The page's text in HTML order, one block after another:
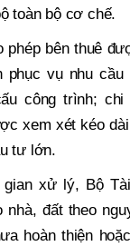
toàn bộ cơ chế.
phép bên thuê
vụ nhu cầu
công trình;
xem xét kéo
tư lớn.
xử lý, Bộ
nhà, đất theo
hoàn thiện